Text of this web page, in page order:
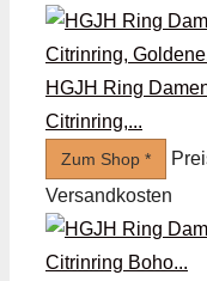
HGJH Ring
Citrinring,...
Zum Shop *
Versandkosten